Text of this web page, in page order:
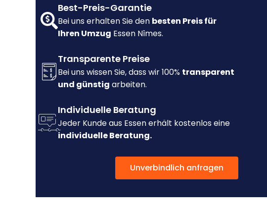
Best-Preis-Garantie
Bei uns erhalten Sie den besten Preis für
Ihren Umzug Essen Nîmes.
Transparente Preise
Bei uns wissen Sie, dass wir 100% transparent
und günstig arbeiten.
Individuelle Beratung
Jeder Kunde aus Essen erhält kostenlos eine
individuelle Beratung.
Unverbindlich anfragen